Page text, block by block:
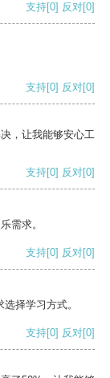
支持[0] 反对[0]
支持[0] 反对[0]
，让我能够安心工
支持[0] 反对[0]
需求。
支持[0] 反对[0]
择学习方式。
支持[0] 反对[0]